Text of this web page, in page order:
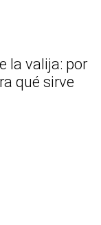
la valija: por
qué sirve